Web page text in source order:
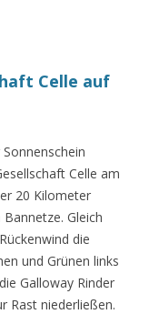
Celle auf
Celle am
20 Kilometer
Gleich
die
und Grünen links
Galloway Rinder
Rast niederließen.